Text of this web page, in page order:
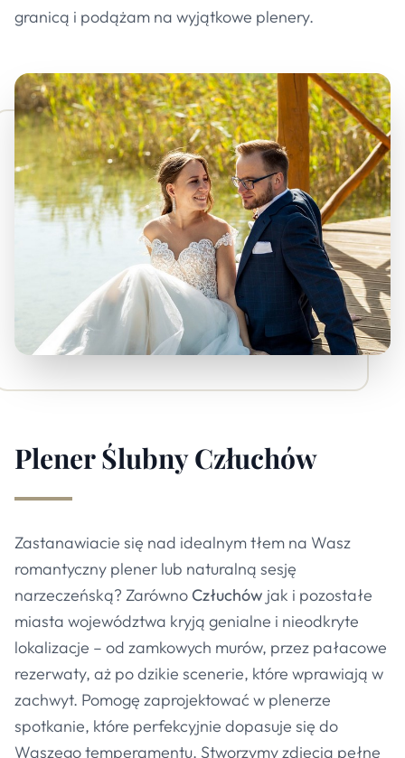
granicą i podążam na wyjątkowe plenery.
Plener ŚlubnyCzłuchów
Zastanawiacie się nad idealnym tłem na Wasz
romantyczny plener lub naturalną sesję
narzeczeńską? ZarównoCzłuchów jak i pozostałe
miasta województwa kryją genialne i nieodkryte
lokalizacje – od zamkowych murów, przez pałacowe
rezerwaty, aż po dzikie scenerie, które wprawiają w
zachwyt. Pomogę zaprojektować w plenerze
spotkanie, które perfekcyjnie dopasuje się do
Waszego temperamentu. Stworzymy zdjęcia pełne